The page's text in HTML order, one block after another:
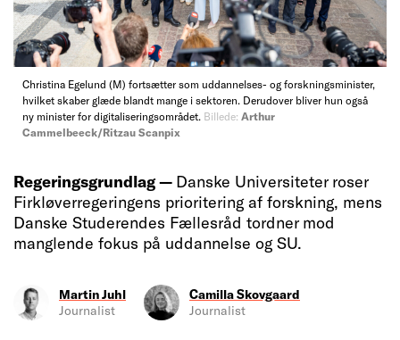
Christina Egelund (M) fortsætter som uddannelses- og forskningsminister,
hvilket skaber glæde blandt mange i sektoren. Derudover bliver hun også
ny minister for digitaliseringsområdet. Billede: Arthur
Cammelbeeck/Ritzau Scanpix
Regeringsgrundlag — Danske Universiteter roser
Firkløverregeringens prioritering af forskning, mens
Danske Studerendes Fællesråd tordner mod
manglende fokus på uddannelse og SU.
Martin Juhl
Journalist
Camilla Skovgaard
Journalist